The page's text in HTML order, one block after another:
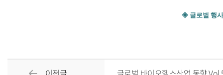
◈ 글로벌 행사